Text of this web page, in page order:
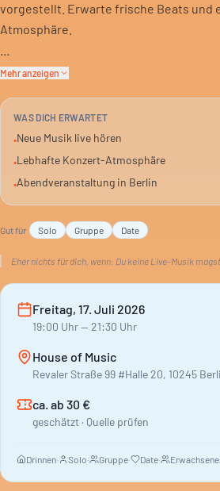
vorgestellt. Erwarte frische Beats und
Atmosphäre.
Das Event startet um 19 Uhr und geht
lebhaft und kulturell.
Tickets gibt es ab 30 Euro. Einlass für
Mehr anzeigen
WAS DICH ERWARTET
•Neue Musik live hören
•Lebhafte Konzert-Atmosphäre
•Abendveranstaltung in Berlin
Gut für Solo Gruppe Date
Eher nichts für dich, wenn: Du keine Live-Musik
Freitag, 17. Juli 2026
19:00 Uhr— 21:30 Uhr
House of Music
Revaler Straße 99 #Halle 20, 10245
ca. ab 30 €
geschätzt · Quelle prüfen
Drinnen· Solo· Gruppe· Date·